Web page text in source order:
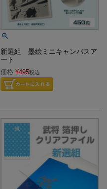
新選組 墨絵ミニキャンバスア
ート
価格 ¥495税込